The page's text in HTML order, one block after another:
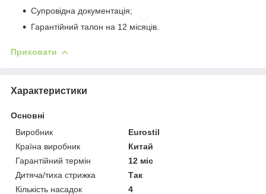
Супровідна документація;
Гарантійний талон на 12 місяців.
Приховати
Характеристики
Основні
Виробник
Eurostil
Країна виробник
Китай
Гарантійний термін
12 міс
Дитяча/тиха стрижка
Так
Кількість насадок
4